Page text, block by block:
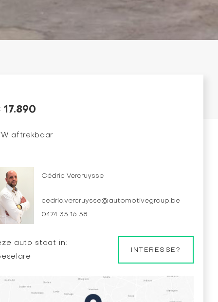
aftrekbaar
Cédric Vercruysse
cedric.vercruysse@automotivegroup.be
0474 35 16 58
auto staat in:
INTERESSE?